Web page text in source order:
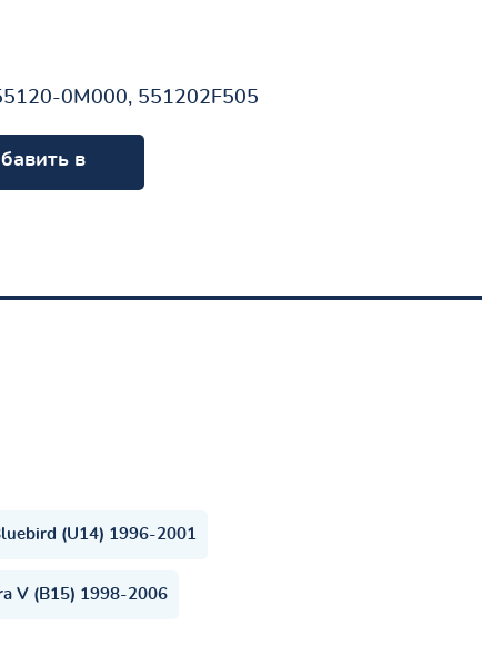
0M000, 551202F505
в
(U14) 1996-2001
V (B15) 1998-2006